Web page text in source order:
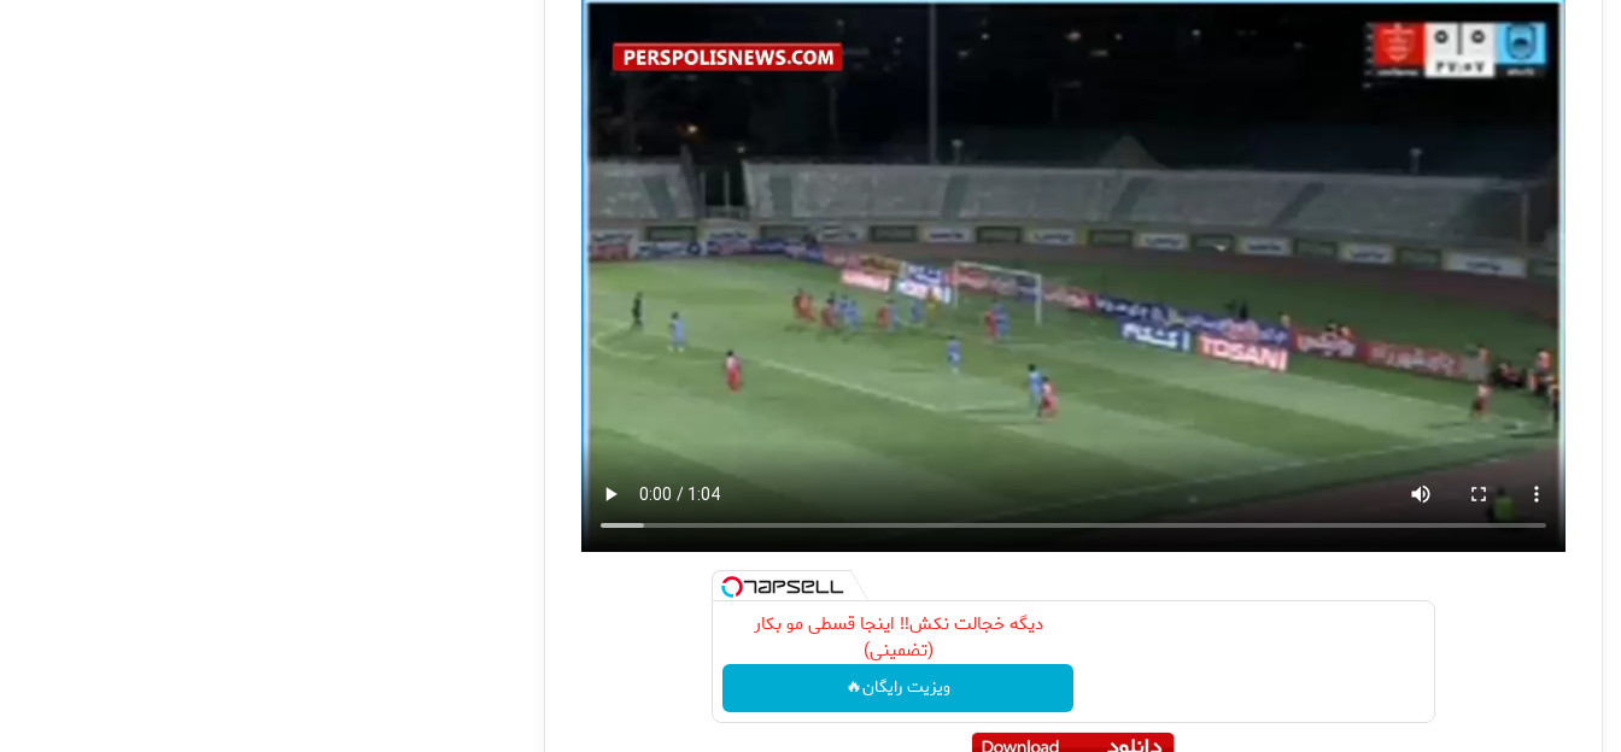
دیگه خجالت نکش‼️ اینجا قسطی مو بکار
(تضمینی)
ویزیت رایگان🔥